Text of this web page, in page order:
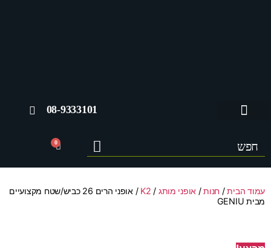
08-9333101
0
עמוד הבית/ חנות/ אופני מותג /
K2
/ אופני הרים 26 כביש/שטח מקצועיים
מבית GENIU